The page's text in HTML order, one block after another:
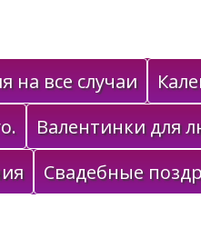
на все случаи
Валентинки для
Свадебные